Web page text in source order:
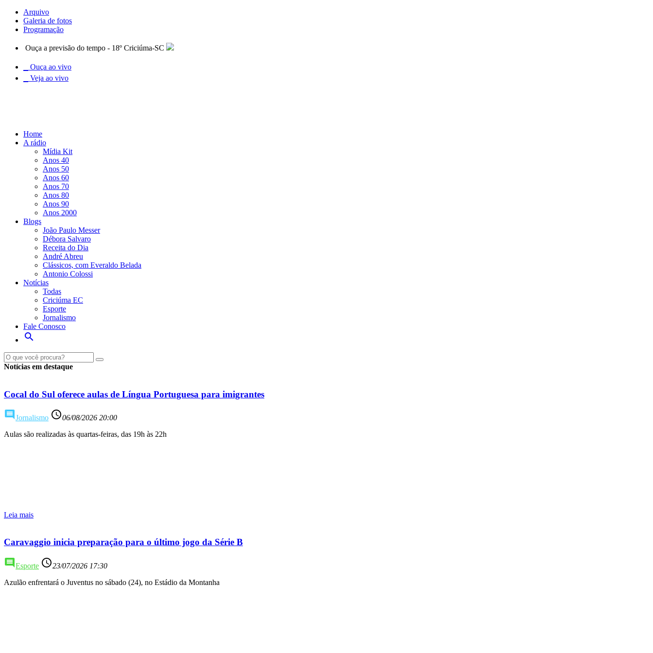
Arquivo
Galeria de fotos
Programação
Ouça a previsão do tempo - 18º Criciúma-SC
Ouça ao vivo
Veja ao vivo
Home
A rádio
Mídia Kit
Anos 40
Anos 50
Anos 60
Anos 70
Anos 80
Anos 90
Anos 2000
Blogs
João Paulo Messer
Débora Salvaro
Receita do Dia
André Abreu
Clássicos, com Everaldo Belada
Antonio Colossi
Notícias
Todas
Criciúma EC
Esporte
Jornalismo
Fale Conosco
search
Notícias em destaque
Cocal do Sul oferece aulas de Língua Portuguesa para imigrantes
comment Jornalismo access_time06/08/2026 20:00
Aulas são realizadas às quartas-feiras, das 19h às 22h
Leia mais
Caravaggio inicia preparação para o último jogo da Série B
comment Esporte access_time23/07/2026 17:30
Azulão enfrentará o Juventus no sábado (24), no Estádio da Montanha